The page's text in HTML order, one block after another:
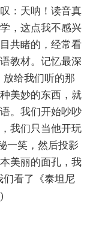
：天呐！读音真
，这点我不感兴
共睹的，经常看
教材。记忆最深
放给我们听的那
美妙的东西，就
。我们开始吵吵
我们只当他开玩
一笑，然后投影
美丽的面孔，我
们看了《泰坦尼